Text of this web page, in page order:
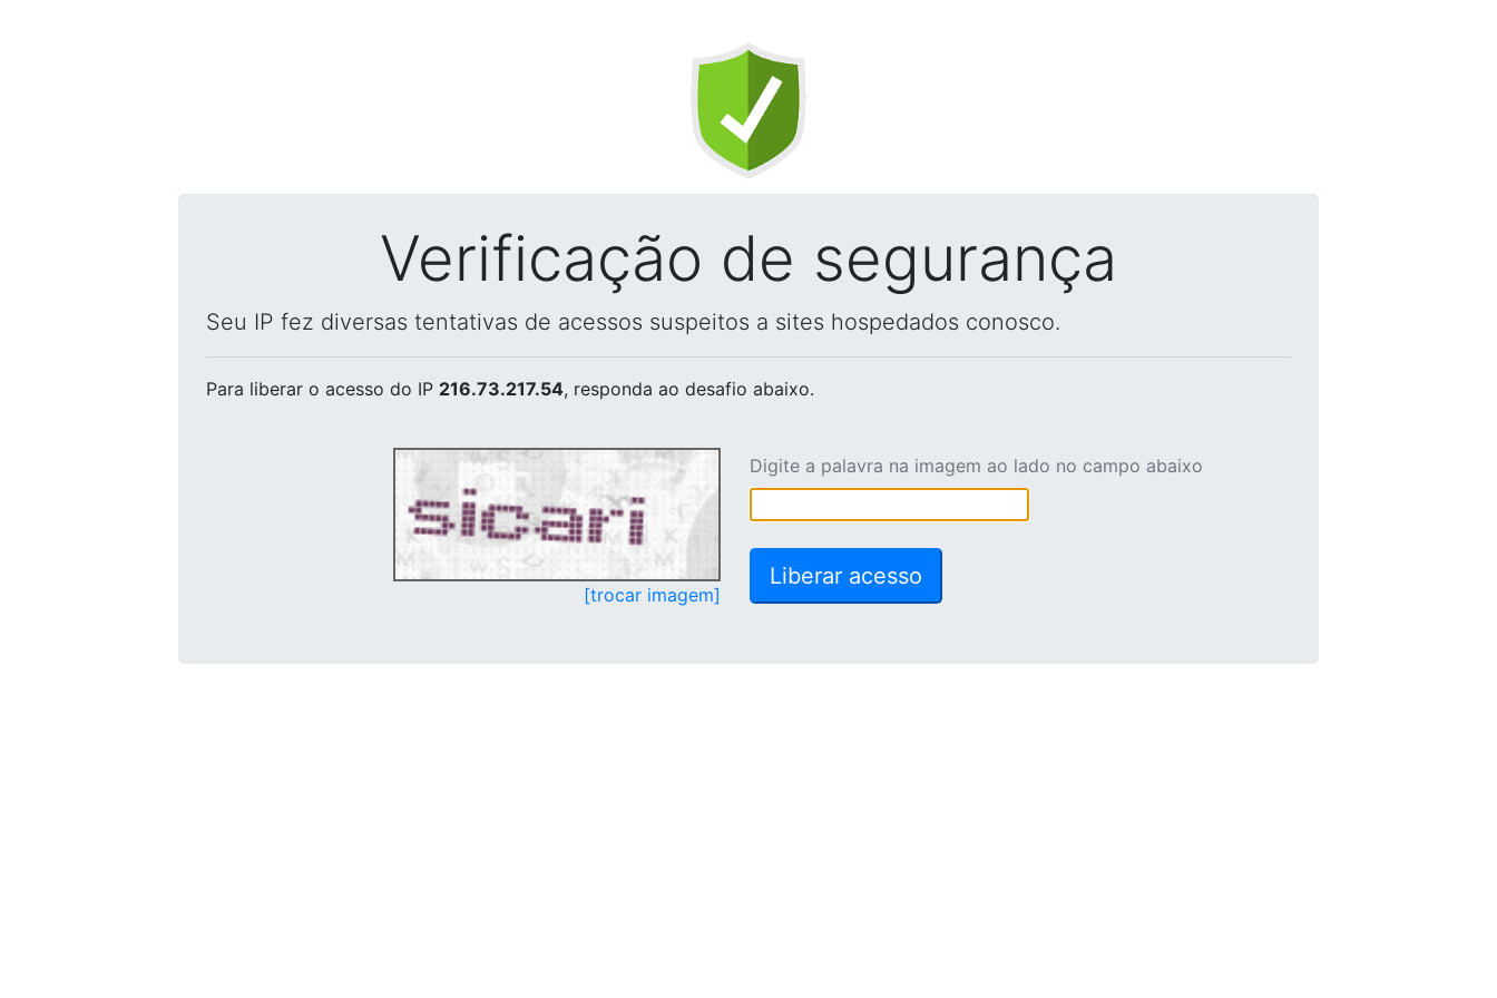
Verificação de segurança
Seu IP fez diversas tentativas de acessos suspeitos a sites hospedados conosco.
Para liberar o acesso do IP 216.73.217.54, responda ao desafio abaixo.
[trocar imagem]
Digite a palavra na imagem ao lado no campo abaixo